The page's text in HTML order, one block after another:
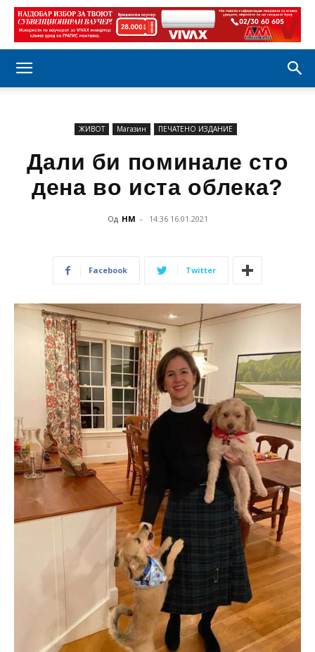
ЖИВОТ Магазин ПЕЧАТЕНО ИЗДАНИЕ
Дали би поминале сто
дена во иста облека?
Од НМ - 14:36 16.01.2021
Facebook Twitter